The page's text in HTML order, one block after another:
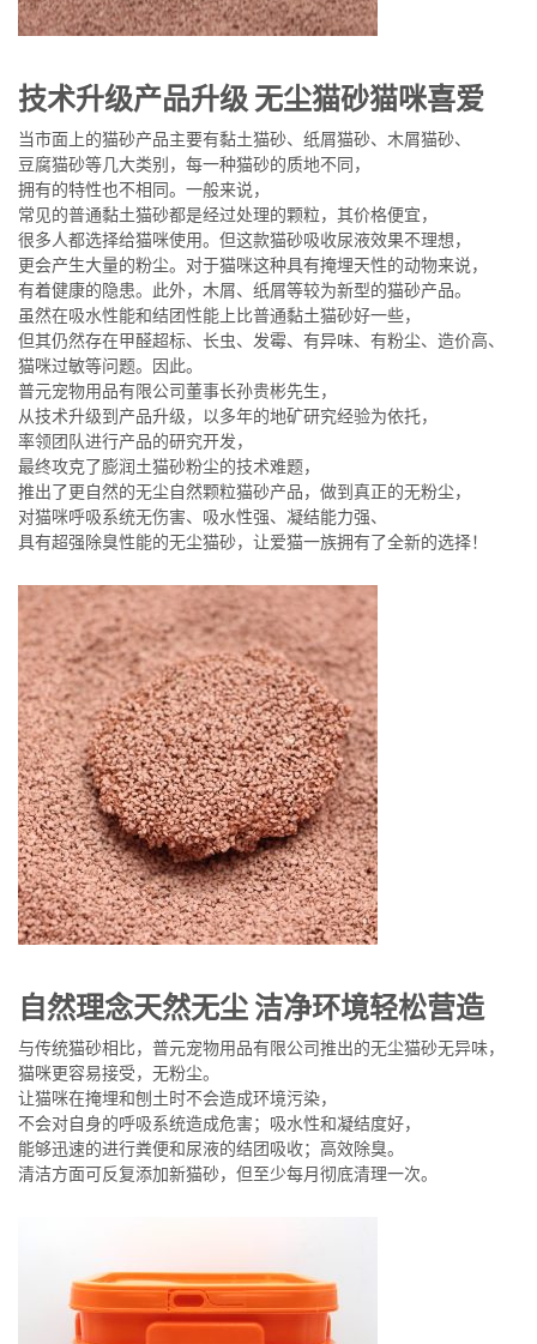
技术升级产品升级 无尘猫砂猫咪喜爱
当市面上的猫砂产品主要有黏土猫砂、纸屑猫砂、木屑猫砂、
豆腐猫砂等几大类别，每一种猫砂的质地不同，
拥有的特性也不相同。一般来说，
常见的普通黏土猫砂都是经过处理的颗粒，其价格便宜，
很多人都选择给猫咪使用。但这款猫砂吸收尿液效果不理想，
更会产生大量的粉尘。对于猫咪这种具有掩埋天性的动物来说，
有着健康的隐患。此外，木屑、纸屑等较为新型的猫砂产品。
虽然在吸水性能和结团性能上比普通黏土猫砂好一些，
但其仍然存在甲醛超标、长虫、发霉、有异味、有粉尘、造价高、
猫咪过敏等问题。因此。
普元宠物用品有限公司董事长孙贵彬先生，
从技术升级到产品升级，以多年的地矿研究经验为依托，
率领团队进行产品的研究开发，
最终攻克了膨润土猫砂粉尘的技术难题，
推出了更自然的无尘自然颗粒猫砂产品，做到真正的无粉尘，
对猫咪呼吸系统无伤害、吸水性强、凝结能力强、
具有超强除臭性能的无尘猫砂，让爱猫一族拥有了全新的选择！
自然理念天然无尘 洁净环境轻松营造
与传统猫砂相比，普元宠物用品有限公司推出的无尘猫砂无异味，
猫咪更容易接受，无粉尘。
让猫咪在掩埋和刨土时不会造成环境污染，
不会对自身的呼吸系统造成危害；吸水性和凝结度好，
能够迅速的进行粪便和尿液的结团吸收；高效除臭。
清洁方面可反复添加新猫砂，但至少每月彻底清理一次。